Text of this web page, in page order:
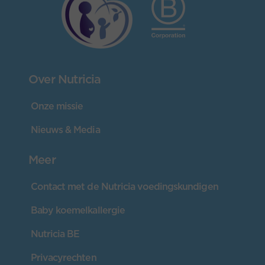
Over Nutricia
Onze missie
Nieuws & Media
Meer
Contact met de Nutricia voedingskundigen
Baby koemelkallergie
Nutricia BE
Privacyrechten